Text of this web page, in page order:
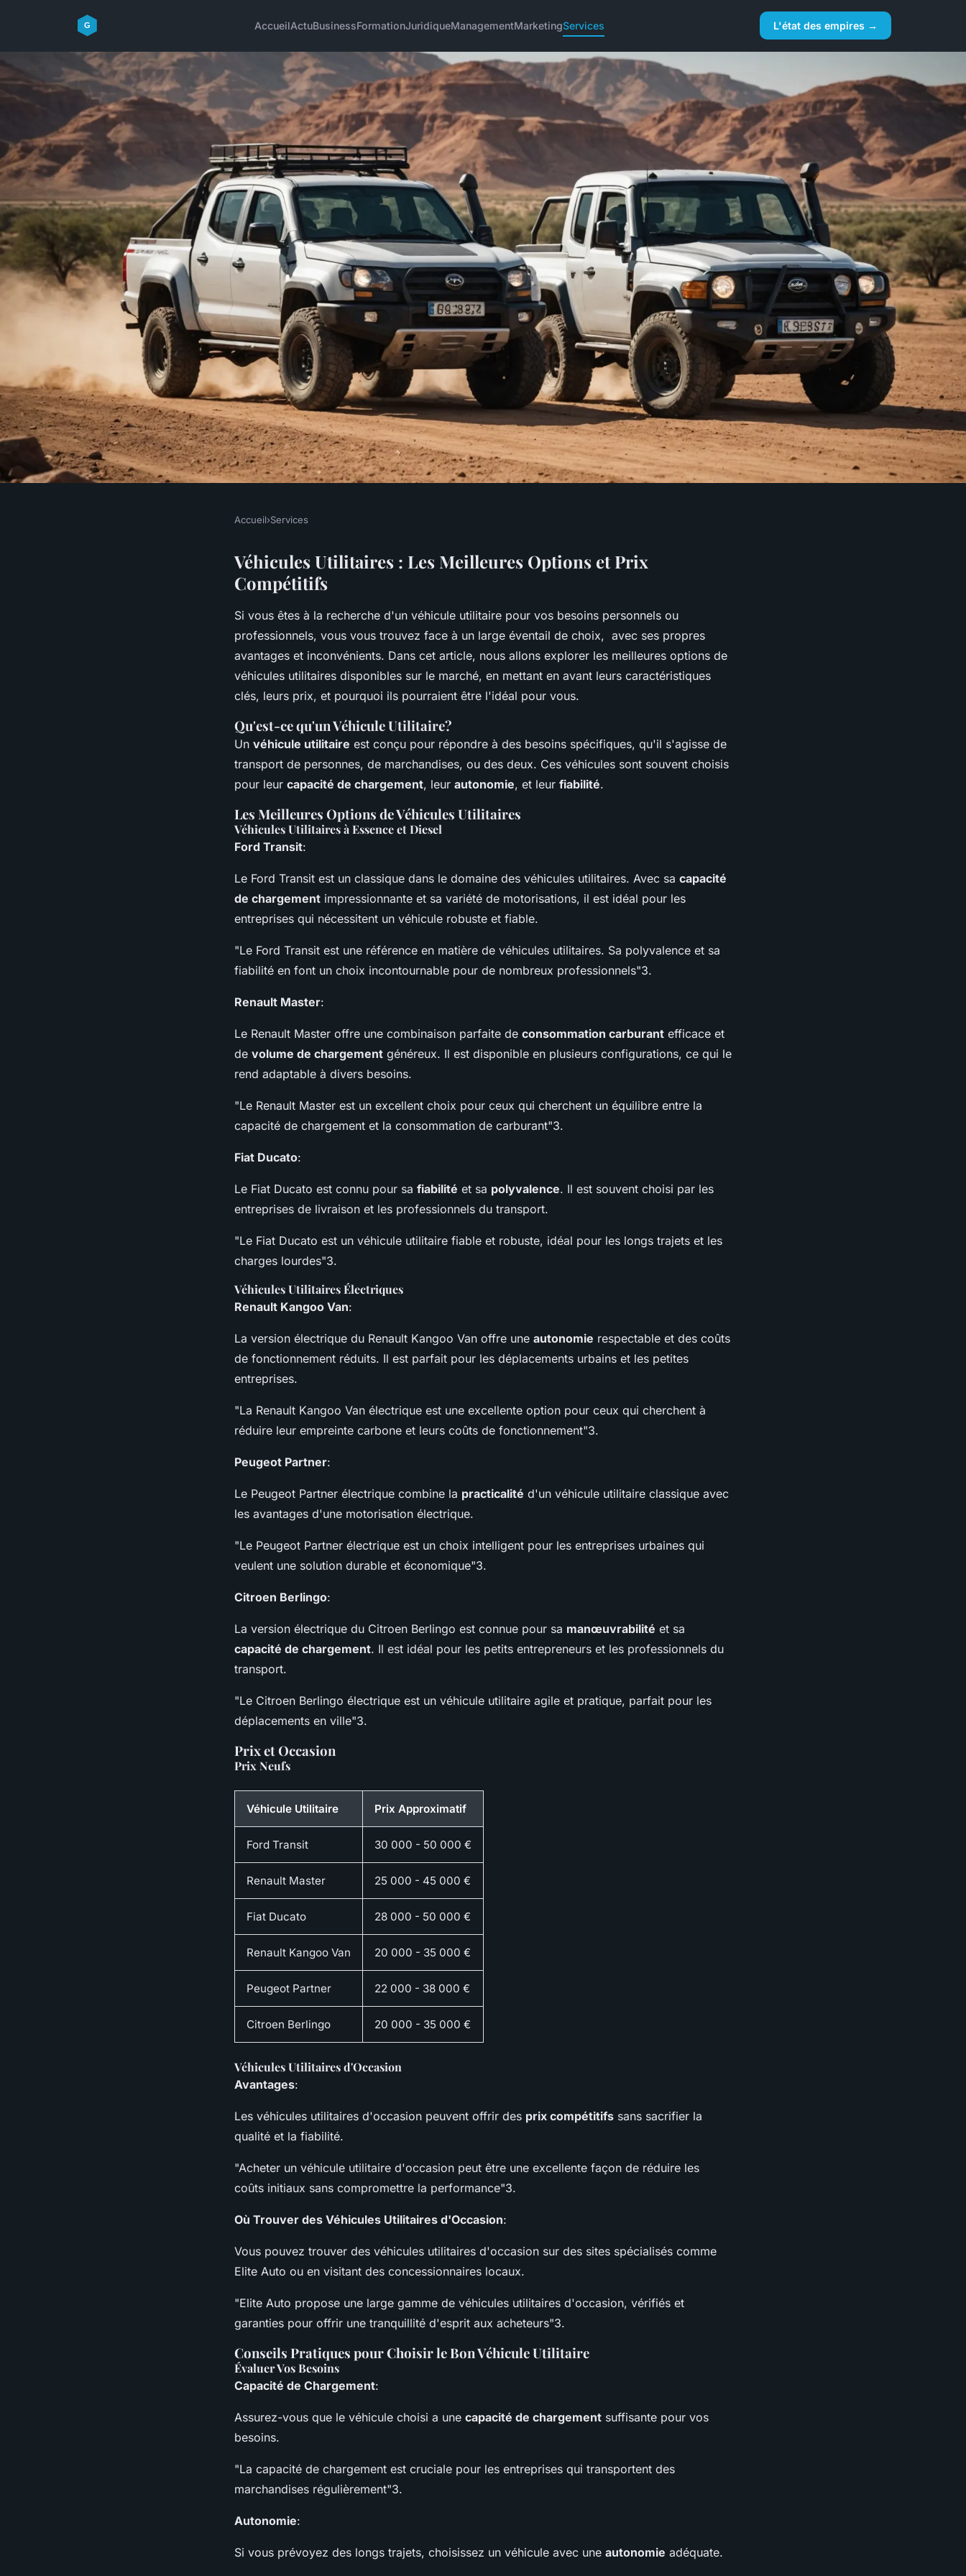
AccueilActuBusinessFormationJuridiqueManagementMarketingServices L'état des empires →
Véhicules utilitaires : les meilleures
options et prix compétitifs
Accueil›Services
Véhicules Utilitaires : Les Meilleures Options et Prix
Compétitifs
Si vous êtes à la recherche d'un véhicule utilitaire pour vos besoins personnels ou
professionnels, vous vous trouvez face à un large éventail de choix, avec ses propres
avantages et inconvénients. Dans cet article, nous allons explorer les meilleures options de
véhicules utilitaires disponibles sur le marché, en mettant en avant leurs caractéristiques
clés, leurs prix, et pourquoi ils pourraient être l'idéal pour vous.
Qu'est-ce qu'un Véhicule Utilitaire?
Un véhicule utilitaire est conçu pour répondre à des besoins spécifiques, qu'il s'agisse de
transport de personnes, de marchandises, ou des deux. Ces véhicules sont souvent choisis
pour leur capacité de chargement, leur autonomie, et leur fiabilité.
Les Meilleures Options de Véhicules Utilitaires
Véhicules Utilitaires à Essence et Diesel
Ford Transit:
Le Ford Transit est un classique dans le domaine des véhicules utilitaires. Avec sa capacité
de chargement impressionnante et sa variété de motorisations, il est idéal pour les
entreprises qui nécessitent un véhicule robuste et fiable.
"Le Ford Transit est une référence en matière de véhicules utilitaires. Sa polyvalence et sa
fiabilité en font un choix incontournable pour de nombreux professionnels"3.
Renault Master:
Le Renault Master offre une combinaison parfaite de consommation carburant efficace et
de volume de chargement généreux. Il est disponible en plusieurs configurations, ce qui le
rend adaptable à divers besoins.
"Le Renault Master est un excellent choix pour ceux qui cherchent un équilibre entre la
capacité de chargement et la consommation de carburant"3.
Fiat Ducato:
Le Fiat Ducato est connu pour sa fiabilité et sa polyvalence. Il est souvent choisi par les
entreprises de livraison et les professionnels du transport.
"Le Fiat Ducato est un véhicule utilitaire fiable et robuste, idéal pour les longs trajets et les
charges lourdes"3.
Véhicules Utilitaires Électriques
Renault Kangoo Van:
La version électrique du Renault Kangoo Van offre une autonomie respectable et des coûts
de fonctionnement réduits. Il est parfait pour les déplacements urbains et les petites
entreprises.
"La Renault Kangoo Van électrique est une excellente option pour ceux qui cherchent à
réduire leur empreinte carbone et leurs coûts de fonctionnement"3.
Peugeot Partner:
Le Peugeot Partner électrique combine la practicalité d'un véhicule utilitaire classique avec
les avantages d'une motorisation électrique.
"Le Peugeot Partner électrique est un choix intelligent pour les entreprises urbaines qui
veulent une solution durable et économique"3.
Citroen Berlingo:
La version électrique du Citroen Berlingo est connue pour sa manœuvrabilité et sa
capacité de chargement. Il est idéal pour les petits entrepreneurs et les professionnels du
transport.
"Le Citroen Berlingo électrique est un véhicule utilitaire agile et pratique, parfait pour les
déplacements en ville"3.
Prix et Occasion
Prix Neufs
Véhicule Utilitaire Prix Approximatif
Ford Transit 30 000 - 50 000 €
Renault Master 25 000 - 45 000 €
Fiat Ducato 28 000 - 50 000 €
Renault Kangoo Van 20 000 - 35 000 €
Peugeot Partner 22 000 - 38 000 €
Citroen Berlingo 20 000 - 35 000 €
Véhicules Utilitaires d'Occasion
Avantages:
Les véhicules utilitaires d'occasion peuvent offrir des prix compétitifs sans sacrifier la
qualité et la fiabilité.
"Acheter un véhicule utilitaire d'occasion peut être une excellente façon de réduire les
coûts initiaux sans compromettre la performance"3.
Où Trouver des Véhicules Utilitaires d'Occasion:
Vous pouvez trouver des véhicules utilitaires d'occasion sur des sites spécialisés comme
Elite Auto ou en visitant des concessionnaires locaux.
"Elite Auto propose une large gamme de véhicules utilitaires d'occasion, vérifiés et
garanties pour offrir une tranquillité d'esprit aux acheteurs"3.
Conseils Pratiques pour Choisir le Bon Véhicule Utilitaire
Évaluer Vos Besoins
Capacité de Chargement:
Assurez-vous que le véhicule choisi a une capacité de chargement suffisante pour vos
besoins.
"La capacité de chargement est cruciale pour les entreprises qui transportent des
marchandises régulièrement"3.
Autonomie:
Si vous prévoyez des longs trajets, choisissez un véhicule avec une autonomie adéquate.